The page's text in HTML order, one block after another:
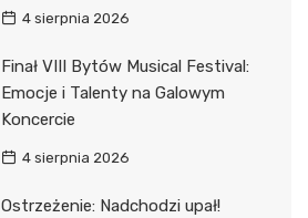
4 sierpnia 2026
Finał VIII Bytów Musical Festival:
Emocje i Talenty na Galowym
Koncercie
4 sierpnia 2026
Ostrzeżenie: Nadchodzi upał!